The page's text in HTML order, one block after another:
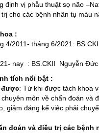
định vị phẫu thuật sọ não
cho các bệnh nhân tụ máu
:
4/2011- tháng 6/2021:
nay : BS.CKII Nguyễn Đức
tích nổi bật :
được: Từ khi được tách khoa
môn về chẩn đoán và
giảm đáng kể việc phải
đoán và điều trị các bệnh